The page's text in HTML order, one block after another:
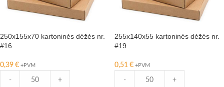
250x155x70 kartoninės dėžės nr.
#16
0,39 € +PVM
- +
255x140x55 kartoninės dėžės nr.
#19
0,51 € +PVM
- +